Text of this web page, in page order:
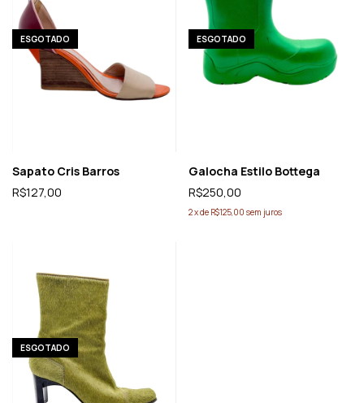
ESGOTADO
Sapato Cris Barros
R$127,00
ESGOTADO
Galocha Estilo Bottega
R$250,00
2xde R$125,00 sem juros
ESGOTADO